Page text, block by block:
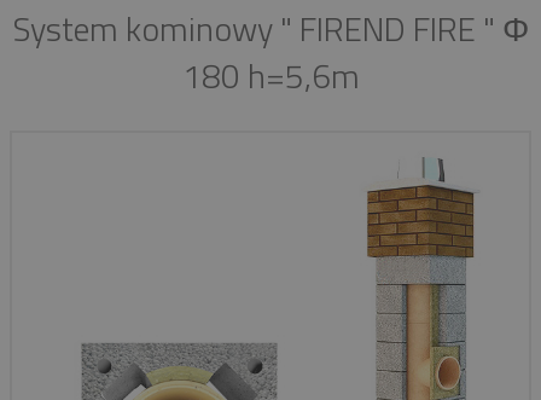
System kominowy " FIREND FIRE " Φ
180 h=5,6m